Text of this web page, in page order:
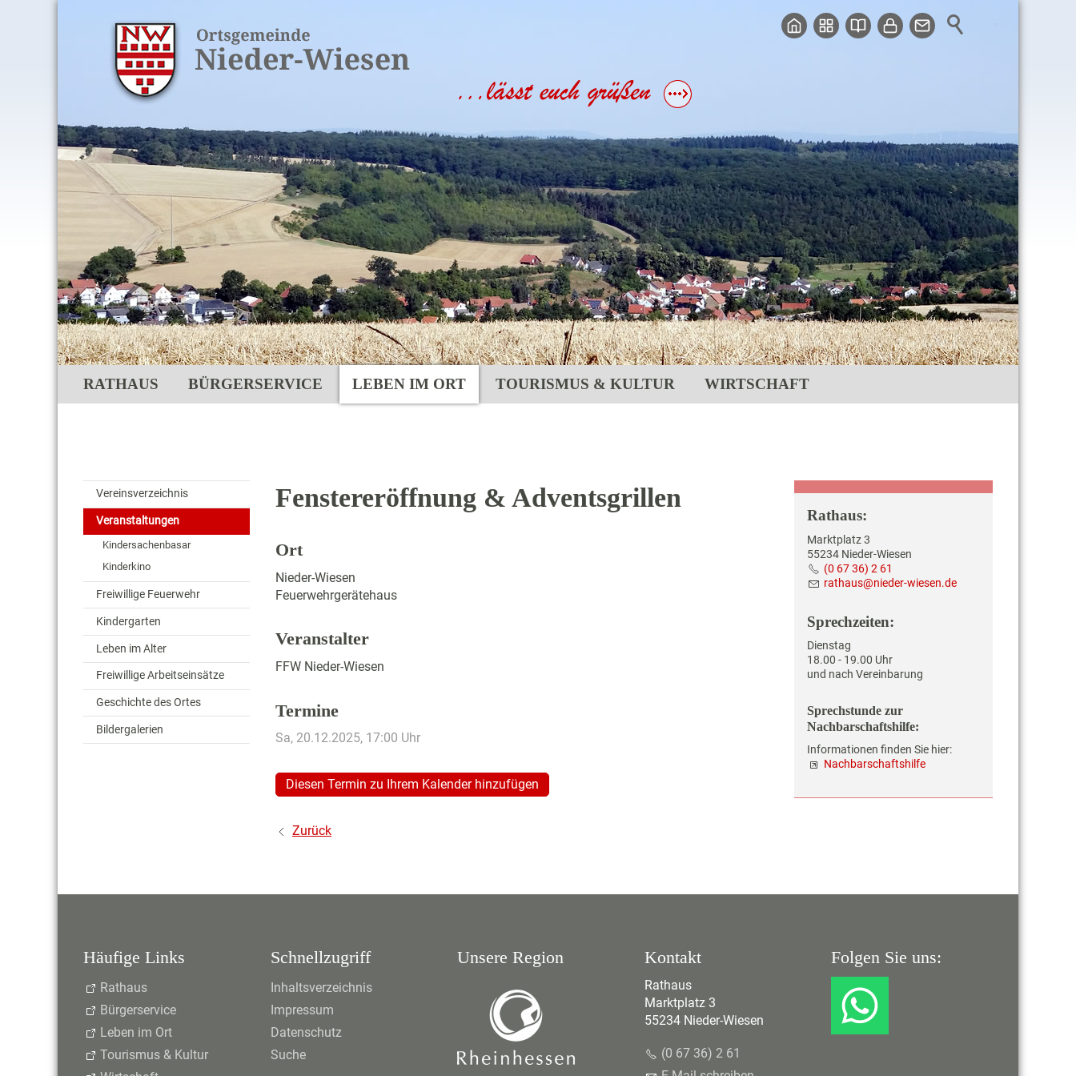
RATHAUS BÜRGERSERVICE LEBEN IM ORT TOURISMUS & KULTUR WIRTSCHAFT
Vereinsverzeichnis
Veranstaltungen
Kindersachenbasar
Kinderkino
Freiwillige Feuerwehr
Kindergarten
Leben im Alter
Freiwillige Arbeitseinsätze
Geschichte des Ortes
Bildergalerien
Fenstereröffnung & Adventsgrillen
Ort
Nieder-Wiesen
Feuerwehrgerätehaus
Veranstalter
FFW Nieder-Wiesen
Termine
Sa, 20.12.2025, 17:00 Uhr
Diesen Termin zu Ihrem Kalender hinzufügen
Zurück
Rathaus:
Marktplatz 3
55234 Nieder-Wiesen
(0 67 36) 2 61
r th s n d r-w s n d
Sprechzeiten:
Dienstag
18.00 - 19.00 Uhr
und nach Vereinbarung
Sprechstunde zur
Nachbarschaftshilfe:
Informationen finden Sie hier:
Nachbarschaftshilfe
Häufige Links
Rathaus
Bürgerservice
Leben im Ort
Tourismus & Kultur
Schnellzugriff
Inhaltsverzeichnis
Impressum
Datenschutz
Suche
Unsere Region Kontakt
Rathaus
Marktplatz 3
55234 Nieder-Wiesen
(0 67 36) 2 61
Folgen Sie uns: